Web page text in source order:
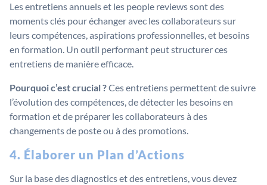
Les entretiens annuels et les people reviews sont des
moments clés pour échanger avec les collaborateurs sur
leurs compétences, aspirations professionnelles, et besoins
en formation. Un outil performant peut structurer ces
entretiens de manière efficace.
Pourquoi c’est crucial ?Ces entretiens permettent de suivre
l’évolution des compétences, de détecter les besoins en
formation et de préparer les collaborateurs à des
changements de poste ou à des promotions.
4. Élaborer un Plan d’Actions
Sur la base des diagnostics et des entretiens, vous devez